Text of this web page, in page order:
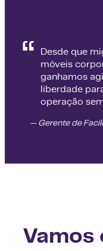
Desde que
móveis
ganhamos
liberdade
operação
— Gerente de